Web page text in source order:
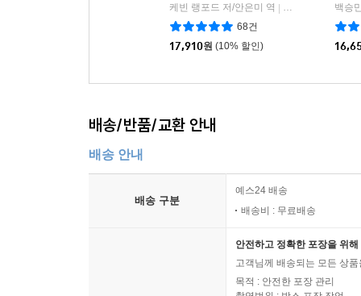
케빈 랭포드 저/안은미 역
현대지성
68건
17,910원 (10% 할인)
백승
배송/반품/교환 안내
배송 안내
배송 구분
예스24 배송
배송비 : 무료배송
안전하고 정확한 포장을 위
고객님께 배송되는 모든 상
목적 : 안전한 포장 관리